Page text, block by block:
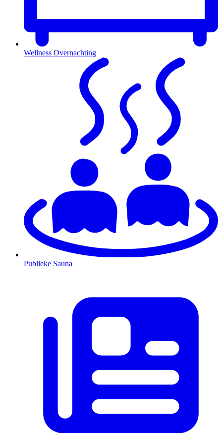
Wellness Overnachting
Publieke Sauna